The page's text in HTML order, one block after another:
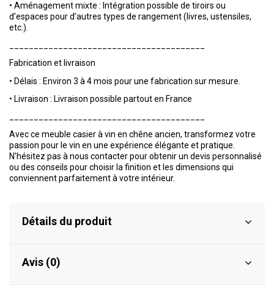
• Aménagement mixte : Intégration possible de tiroirs ou
d’espaces pour d’autres types de rangement (livres, ustensiles,
etc.).
Fabrication et livraison
• Délais : Environ 3 à 4 mois pour une fabrication sur mesure.
• Livraison : Livraison possible partout en France
Avec ce meuble casier à vin en chêne ancien, transformez votre
passion pour le vin en une expérience élégante et pratique.
N'hésitez pas à nous contacter pour obtenir un devis personnalisé
ou des conseils pour choisir la finition et les dimensions qui
conviennent parfaitement à votre intérieur.
Détails du produit
Avis (0)